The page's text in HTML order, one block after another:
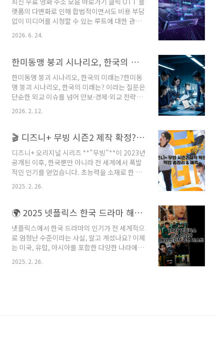
적으로 안내합니다. 한눈에 보는 대표 링크 플랫
폼 요약 이름 주요 기능 추천 대상 주소모아
(Juso..
랫폼의 다변화로 인해 합법적이면서도 비용 부담
없이 미디어를 시청할 수 있는 루트에 대한 관심
이 높아지고 있습니다. 본 글은 정보 제공 목적이
며 합법적인 가이드라인 안에서 안전하게 미디어
보를 객관적으로 정리하여 안내해 드립니다. 안
전한 인터넷 환경에서 유용한 미디어 서비스를
탐색하는 데 도움이 되기를 바랍니다. 한눈에 보
는 미디어 플랫폼 요약 이름 주요 기능 추천 대상
..
2026. 6. 24.
한미동맹 붕괴 시나리오, 한국의 미래는?
한미동맹 붕괴 시나리오, 한국의 미래는?한미동
맹 붕괴 시나리오, 한국의 미래는? 이라는 질문은
단순한 외교 이슈를 넘어 안보·경제·외교 전략
정보 제공을 목적으로 작성되었습니다. 다양한
려해야 할 요소를 분석적으로 살펴봅니다.한눈에
보기시나리오주요 변화영향 대상주한미군 철수
안보 공백, 방위비 증가국방·방산 산업경제 협력
약화무역 구조 재편수출 기업외교 균형 전략 전
환다자 외교 확대외교·통상 정책1. 한미동맹 붕
괴 시나리오: 주한미군 철수한미동맹 붕괴 시나
다. 한국은 자체 방위력 강화에 더 많은 예산을 투
입해야 하며, 군 구조 개..
2026. 2. 12.
🎬 디즈니+ 무빙 시즌2 제작 확정? 떡밥 총정리 & 예측
디즈니+ 오리지널 시리즈 **"무빙"**이 2023년
공개된 이후, 한국뿐만 아니라 전 세계에서 폭발
적인 인기를 얻었습니다. 초능력을 소재로 한 독
마 요소가 결합된 이 작품은 디즈니+의 역대 최고
들이 기다리는 **"무빙 시즌2"**는 과연 제작될
까요? 시즌1이 남긴 떡밥을 정리하고, 시즌2의
가능성을 예측해 보겠습니다. 시청자들의 궁금증
을 해결할 모든 정보를 한곳에 정리했으니, 끝까
지 읽어보세요! 😊📌 무빙 시즌2 제작 확정? 현
재 상황 정리현재 무빙시즌2 상황 정리제작 확정
2025. 2. 26.
🌍 2025 넷플릭스 한국 드라마 해외 인기작 추천 리스트
넷플릭스에서 한국 드라마의 인기가 전 세계적으
로 엄청난 수준이라는 사실, 알고 계셨나요? 이제
는 미국, 유럽, 아시아를 포함한 다양한 나라에서
한국 드라마가 큰 사랑을 받고 있습니다. 넷플릭
스가 K-드라마에 대대적인 투자를 하면서, 탄탄
2025. 2. 26.